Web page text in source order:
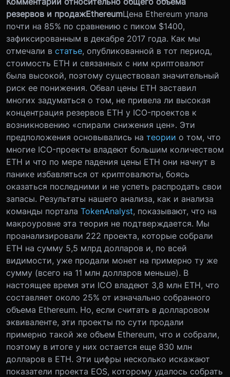
резервов и продажEthereumЦена Ethereum упала
почти на 85% по сравнению с пиком $1400,
зафиксированным в декабре 2017 года. Как мы
отмечали в статье, опубликованной в тот период,
стоимость ETH и связанных с ним криптовалют
была высокой, поэтому существовал значительный
риск ее понижения. Обвал цены ETH заставил
многих задуматься о том, не привела ли высокая
концентрация резервов ETH у ICO-проектов к
возникновению «спирали снижения цен». Эти
предположения основывались на теории о том, что
многие ICO-проекты владеют большим количеством
ETH и что по мере падения цены ETH они начнут в
панике избавляться от криптовалюты, боясь
оказаться последними и не успеть распродать свои
запасы. Результаты нашего анализа, как и анализа
команды портала TokenAnalyst, показывают, что на
макроуровне эта теория не подтверждается. Мы
проанализировали 222 проекта, которые собрали
ETH на сумму 5,5 млрд долларов и, по всей
видимости, уже продали монет на примерно ту же
сумму (всего на 11 млн долларов меньше). В
настоящее время эти ICO владеют 3,8 млн ETH, что
составляет около 25% от изначально собранного
объема Ethereum. Но, если считать в долларовом
эквиваленте, эти проекты по сути продали
примерно такой же объем Ethereum, что и собрали,
поэтому в итоге у них остается еще 830 млн
долларов в ETH. Эти цифры несколько искажают
показатели проекта EOS, которому удалось собрать